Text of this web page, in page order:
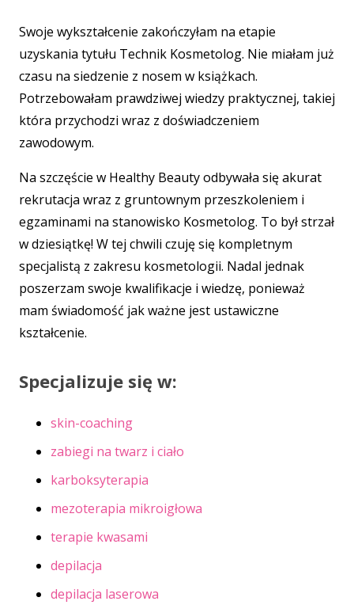
Swoje wykształcenie zakończyłam na etapie
uzyskania tytułu Technik Kosmetolog. Nie miałam już
czasu na siedzenie z nosem w książkach.
Potrzebowałam prawdziwej wiedzy praktycznej, takiej
która przychodzi wraz z doświadczeniem
zawodowym.
Na szczęście w Healthy Beauty odbywała się akurat
rekrutacja wraz z gruntownym przeszkoleniem i
egzaminami na stanowisko Kosmetolog. To był strzał
w dziesiątkę! W tej chwili czuję się kompletnym
specjalistą z zakresu kosmetologii. Nadal jednak
poszerzam swoje kwalifikacje i wiedzę, ponieważ
mam świadomość jak ważne jest ustawiczne
kształcenie.
Specjalizuje się w:
skin-coaching
zabiegi na twarz i ciało
karboksyterapia
mezoterapia mikroigłowa
terapie kwasami
depilacja
depilacja laserowa